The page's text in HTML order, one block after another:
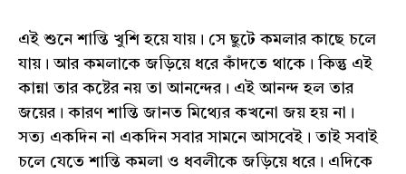
এই শুনে শান্তি খুশি হয়ে যায়। সে ছুটে কমলার কাছে চলে
যায়। আর কমলাকে জড়িয়ে ধরে কাঁদতে থাকে। কিন্তু এই
কান্না তার কষ্টের নয় তা আনন্দের। এই আনন্দ হল তার
জয়ের। কারণ শান্তি জানত মিথ্যের কখনো জয় হয় না।
সত্য একদিন না একদিন সবার সামনে আসবেই। তাই সবাই
চলে যেতে শান্তি কমলা ও ধবলীকে জড়িয়ে ধরে। এদিকে